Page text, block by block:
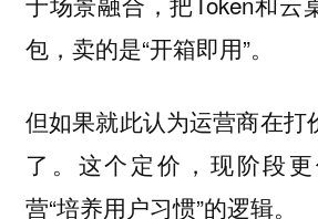
包，卖的是“开箱即用”。
但如果就此认为运营商在打
了。这个定价，现阶段
营“培养用户习惯”的逻辑。